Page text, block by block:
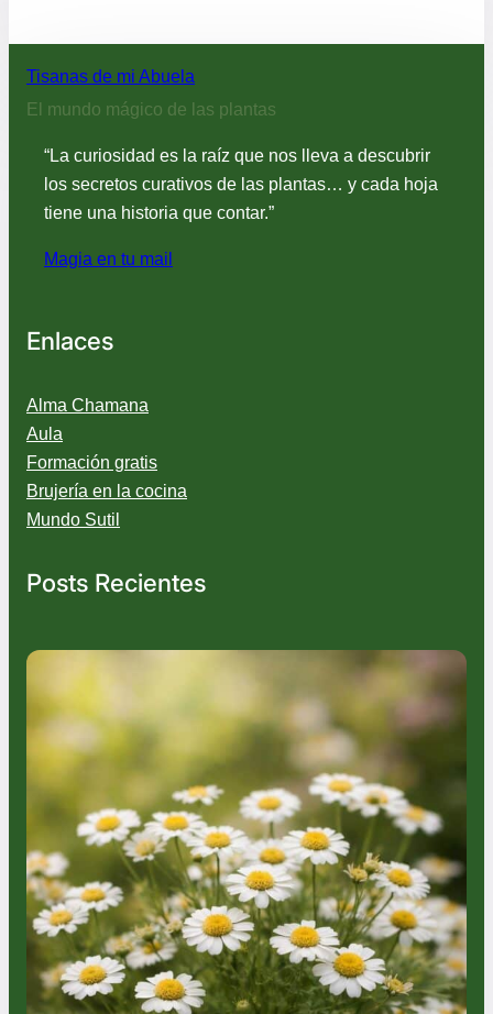
Tisanas de mi Abuela
El mundo mágico de las plantas
“La curiosidad es la raíz que nos lleva a descubrir
los secretos curativos de las plantas… y cada hoja
tiene una historia que contar.”
Magia en tu mail
Enlaces
Alma Chamana
Aula
Formación gratis
Brujería en la cocina
Mundo Sutil
Posts Recientes